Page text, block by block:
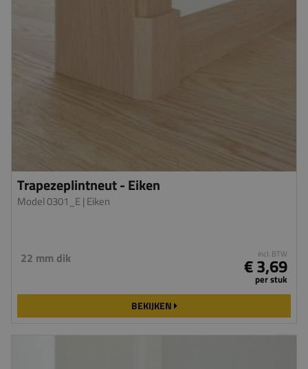
Trapezeplintneut - Eiken
Model 0301_E| Eiken
22 mm dik incl. BTW
€ 3,69
per stuk
BEKIJKEN